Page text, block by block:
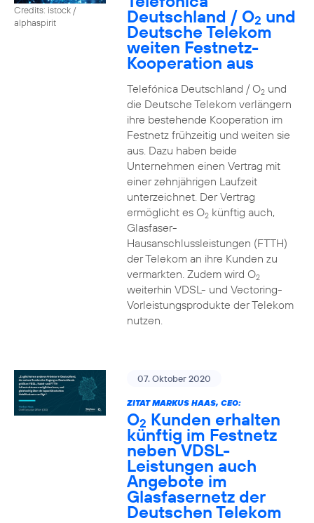
Credits: istock /
alphaspirit
Deutschland / O2 und
Deutsche Telekom
weiten Festnetz-
Kooperation aus
Telefónica Deutschland / O2und
die Deutsche Telekom verlängern
ihre bestehende Kooperation im
Festnetz frühzeitig und weiten sie
aus. Dazu haben beide
Unternehmen einen Vertrag mit
einer zehnjährigen Laufzeit
unterzeichnet. Der Vertrag
ermöglicht es O2künftig auch,
Glasfaser-
Hausanschlussleistungen (FTTH)
der Telekom an ihre Kunden zu
vermarkten. Zudem wird O2
weiterhin VDSL- und Vectoring-
Vorleistungsprodukte der Telekom
nutzen.
07. Oktober 2020
ZITAT MARKUS HAAS, CEO:
O2 Kunden erhalten
künftig im Festnetz
neben VDSL-
Leistungen auch
Angebote im
Glasfasernetz der
Deutschen Telekom